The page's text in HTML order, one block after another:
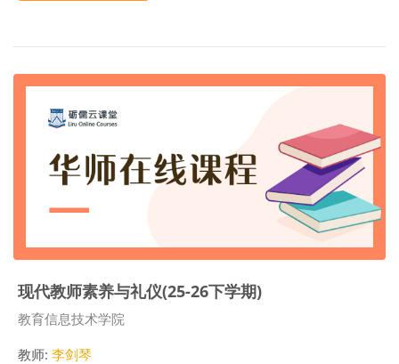
现代教师素养与礼仪(25-26下学期)
课程类别
教育信息技术学院
教师: 李剑琴